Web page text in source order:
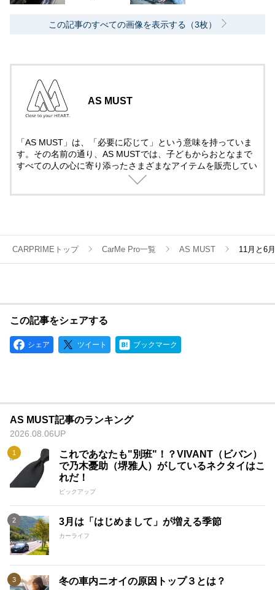
この記事のすべての画像を表示する（3枚）
AS MUST
「AS MUST」は、「必要に応じて」という意味を持っていま
す。その名前の通り、AS MUSTでは、子どもからおとなまで
すべての人の心に寄り添ったさまざまなアイテムを販売してい
ます。今後も、みなさまの好奇心を満たす、魅力あふれる商品
CARPRIMEトップ CarMe Pro一覧 AS MUST 11月と6
この記事をシェアする
シェア ツイート ブックマーク
AS MUST記事のランキング
2026.08.06UP
これであなたも"別班"！？VIVANT（ビバン）
で乃木憂助（堺雅人）がしているネクタイはこ
れだ！
ピックアップ
3月は「はじめまして」が増える季節
カーライフ
冬の車内ニオイの原因トップ３とは？